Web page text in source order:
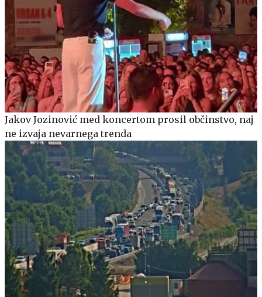
Jakov Jozinović med koncertom prosil občinstvo, naj
ne izvaja nevarnega trenda